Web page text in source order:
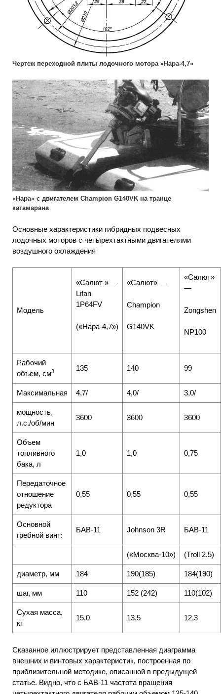
Чертеж переходной плиты лодочного мотора «Нара-4,7»
«Нара» с двигателем Champion G140VK на транце
катамарана
Основные характеристики гибридных подвесных
лодочных моторов с четырехтактными двигателями
воздушного охлаждения
Модель
«Салют » —
Lifan
1P64FV
(«Нара-4,7»)
«Салют» —
Champion
G140VK
«Салют»
—
Zongshen
NP100
Рабочий
объем, см3 135 140 99
Максимальная 4,7/ 4,0/ 3,0/
мощность,
л.с./об/мин
3600 3600 3600
Объем
топливного
бака, л
1,0 1,0 0,75
Передаточное
отношение
редуктора
0,55 0,55 0,55
Основной
гребной винт:
БАВ-11 Johnson 3R БАВ-11
(«Москва-10») (Troll 2.5)
диаметр, мм 184 190(185) 184(190)
шаг, мм 110 152 (242) 110(102)
Сухая масса,
кг
15,0 13,5 12,3
Сказанное иллюстрирует представленная диаграмма
внешних и винтовых характеристик, построенная по
приблизительной методике, описанной в предыдущей
статье. Видно, что с БАВ-11 частота вращения